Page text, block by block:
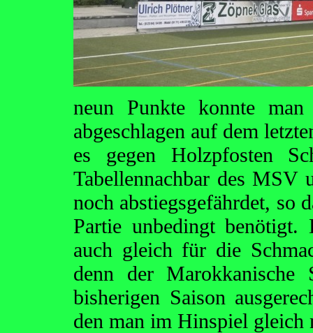
neun Punkte konnte
abgeschlagen auf dem
es gegen Holzpfosten
Tabellennachbar des MSV
noch abstiegsgefährdet, so
Partie unbedingt
auch gleich für die
denn der
bisherigen Saison
den man im Hinspiel gleich